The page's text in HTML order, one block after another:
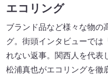
エコリング
ブランド品など様々な物の
グ。街頭インタビューで
れない返事。関西人を代表
松浦真也がエコリングを